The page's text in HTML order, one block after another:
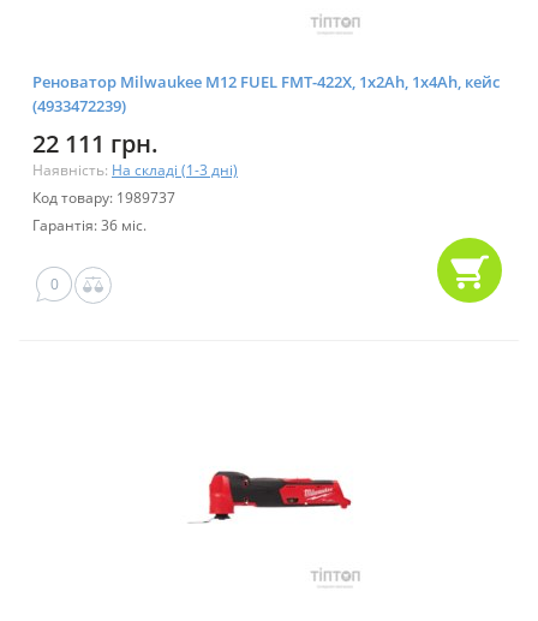
Реноватор Milwaukee M12 FUEL FMT-422X, 1x2Ah, 1x4Ah, кейс
(4933472239)
22 111 грн.
Наявність: На складі (1-3 дні)
Код товару: 1989737
Гарантія: 36 міс.
0